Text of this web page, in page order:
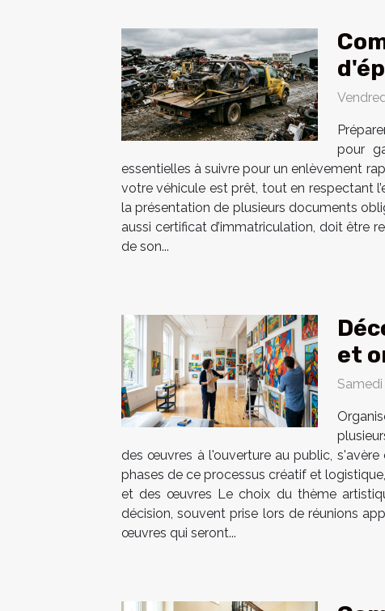
pour
essentielles à suivre pour un enlèvement
votre véhicule est prêt, tout en respectant
la présentation de plusieurs documents
aussi certificat d’immatriculation, doit être
de son...
et
des œuvres à l'ouverture au public,
phases de ce processus créatif et
et des œuvres Le choix du thème
décision, souvent prise lors de réunions
œuvres qui seront...